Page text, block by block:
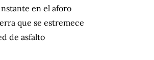
en el aforo
que se estremece
de asfalto